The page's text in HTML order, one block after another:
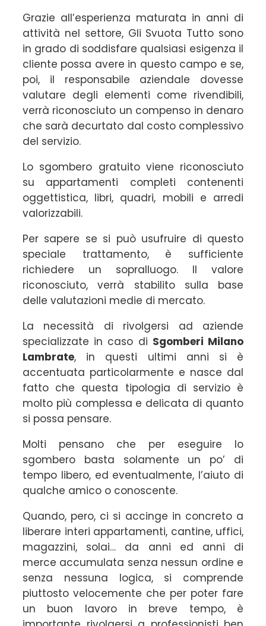
Grazie all’esperienza maturata in anni di
attività nel settore, Gli Svuota Tutto sono
in grado di soddisfare qualsiasi esigenza il
cliente possa avere in questo campo e se,
poi, il responsabile aziendale dovesse
valutare degli elementi come rivendibili,
verrà riconosciuto un compenso in denaro
che sarà decurtato dal costo complessivo
del servizio.
Lo sgombero gratuito viene riconosciuto
su appartamenti completi contenenti
oggettistica, libri, quadri, mobili e arredi
valorizzabili.
Per sapere se si può usufruire di questo
speciale trattamento, è sufficiente
richiedere un sopralluogo. Il valore
riconosciuto, verrà stabilito sulla base
delle valutazioni medie di mercato.
La necessità di rivolgersi ad aziende
specializzate in caso di Sgomberi Milano
Lambrate, in questi ultimi anni si è
accentuata particolarmente e nasce dal
fatto che questa tipologia di servizio è
molto più complessa e delicata di quanto
si possa pensare.
Molti pensano che per eseguire lo
sgombero basta solamente un po’ di
tempo libero, ed eventualmente, l’aiuto di
qualche amico o conoscente.
Quando, pero, ci si accinge in concreto a
liberare interi appartamenti, cantine, uffici,
magazzini, solai… da anni ed anni di
merce accumulata senza nessun ordine e
senza nessuna logica, si comprende
piuttosto velocemente che per poter fare
un buon lavoro in breve tempo, è